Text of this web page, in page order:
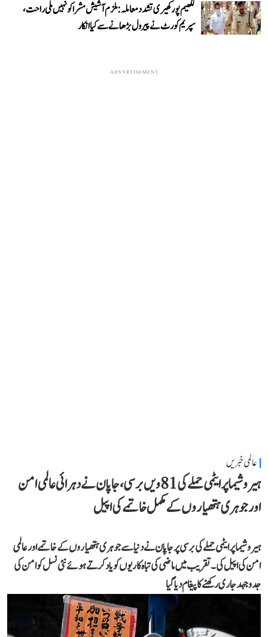
لکھیم پور کھیری تشدد معاملہ: ملزم آشیش مشرا کو نہیں ملی راحت،
سپریم کورٹ نے پیرول بڑھانے سے کیا انکار
ADVERTISEMENT
عالمی خبریں
ہیروشیما پر ایٹمی حملے کی 81ویں برسی، جاپان نے دہرائی عالمی امن
اور جوہری ہتھیاروں کے مکمل خاتمے کی اپیل
ہیروشیما پر ایٹمی حملے کی برسی پر جاپان نے دنیا سے جوہری ہتھیاروں کے خاتمے اور عالمی
امن کی اپیل کی۔ تقریب میں ماضی کی تباہ کاریوں کو یاد کرتے ہوئے نئی نسل کو امن کی
جدوجہد جاری رکھنے کا پیغام دیا گیا